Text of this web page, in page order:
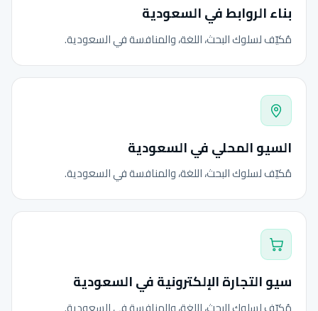
بناء الروابط في السعودية
مُكيّف لسلوك البحث، اللغة، والمنافسة في السعودية.
السيو المحلي في السعودية
مُكيّف لسلوك البحث، اللغة، والمنافسة في السعودية.
سيو التجارة الإلكترونية في السعودية